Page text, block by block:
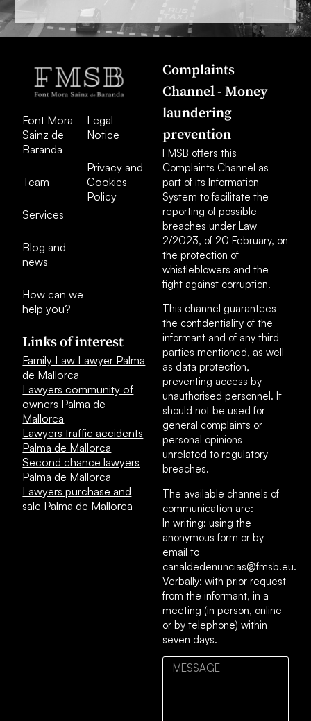
Font Mora
Sainz de
Baranda
Team
Services
Blog and
news
How can we
help you?
Legal
Notice
Privacy and
Cookies
Policy
Links of interest
Family Law Lawyer Palma
de Mallorca
Lawyers community of
owners Palma de
Mallorca
Lawyers traffic accidents
Palma de Mallorca
Second chance lawyers
Palma de Mallorca
Lawyers purchase and
sale Palma de Mallorca
Complaints
Channel - Money
laundering
prevention
FMSB offers this
Complaints Channel as
part of its Information
System to facilitate the
reporting of possible
breaches under Law
2/2023, of 20 February, on
the protection of
whistleblowers and the
fight against corruption.
This channel guarantees
the confidentiality of the
informant and of any third
parties mentioned, as well
as data protection,
preventing access by
unauthorised personnel. It
should not be used for
general complaints or
personal opinions
unrelated to regulatory
breaches.
The available channels of
communication are:
In writing: using the
anonymous form or by
email to
canaldedenuncias@fmsb.eu.
Verbally: with prior request
from the informant, in a
meeting (in person, online
or by telephone) within
seven days.